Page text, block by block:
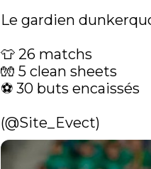
Le gardien
👕 26 matchs
🧤 5 clean sheets
⚽️ 30 buts encaissés
(@Site_Evect)